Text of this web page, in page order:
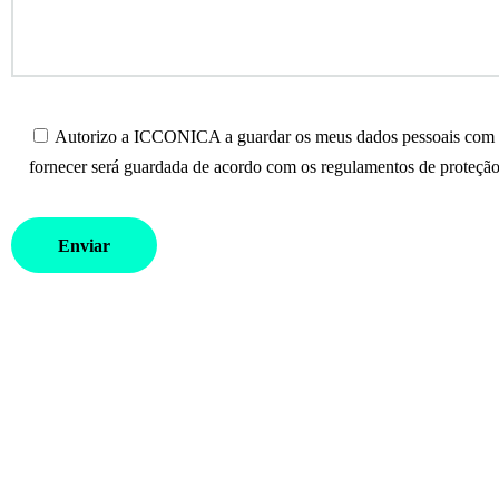
Autorizo a ICCONICA a guardar os meus dados pessoais
fornecer será guardada de acordo com os regulamentos de